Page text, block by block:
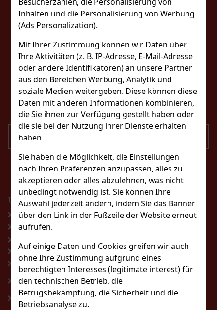
Inhalten und die Personalisierung von Werbung
(Ads Personalization).
Mit Ihrer Zustimmung können wir Daten über
Ihre Aktivitäten (z. B. IP-Adresse, E-Mail-Adresse
oder andere Identifikatoren) an unsere Partner
aus den Bereichen Werbung, Analytik und
soziale Medien weitergeben. Diese können diese
Daten mit anderen Informationen kombinieren,
die Sie ihnen zur Verfügung gestellt haben oder
die sie bei der Nutzung ihrer Dienste erhalten
haben.
Sie haben die Möglichkeit, die Einstellungen
nach Ihren Präferenzen anzupassen, alles zu
akzeptieren oder alles abzulehnen, was nicht
unbedingt notwendig ist. Sie können Ihre
Auswahl jederzeit ändern, indem Sie das Banner
über den Link in der Fußzeile der Website erneut
aufrufen.
Auf einige Daten und Cookies greifen wir auch
ohne Ihre Zustimmung aufgrund eines
berechtigten Interesses (legitimate interest) für
den technischen Betrieb, die
Betrugsbekämpfung, die Sicherheit und die
Betriebsanalyse zu.
FOLGEN SIE UNS
Ich bin mit der Verarbeitung personenbezogener
Daten einverstanden
KONTAKTIERE UNS
eshop@excaliburshop.com
+43 660 1544737
UNSER E-SHOP
Startseite
Blog
Rücktritt vom Vertrag
Personaldatenschutzbestimmungen
Regeln für Gewinnspiele auf
Facebook
Impressum
PRODUKTE
Parfumerie
Sekt
Aromatisierte
Getränke
Alkoholfreie